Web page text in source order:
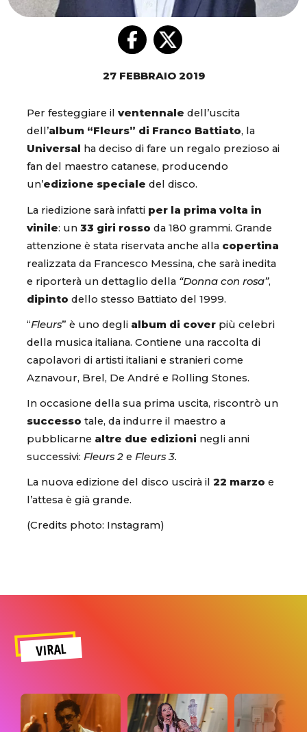
27 FEBBRAIO 2019
Per festeggiare il ventennale dell’uscita
dell’album “Fleurs” di Franco Battiato, la
Universal
ha deciso di fare un regalo prezioso ai
fan del maestro catanese, producendo
un’edizione speciale del disco.
La riedizione sarà infatti per la prima volta in
vinile: un 33 giri rosso da 180 grammi. Grande
attenzione è stata riservata anche alla copertina
realizzata da Francesco Messina, che sarà inedita
e riporterà un dettaglio della “Donna con rosa”,
dipinto dello stesso Battiato del 1999.
“Fleurs” è uno degli album di cover più celebri
della musica italiana. Contiene una raccolta di
capolavori di artisti italiani e stranieri come
Aznavour, Brel, De André e Rolling Stones.
In occasione della sua prima uscita, riscontrò un
successo tale, da indurre il maestro a
pubblicarne altre due edizioni negli anni
successivi: Fleurs 2 e Fleurs 3.
La nuova edizione del disco uscirà il 22 marzo e
l’attesa è già grande.
(Credits photo: Instagram)
VIRAL